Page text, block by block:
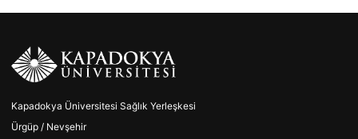
Kapadokya Üniversitesi Sağlık Yerleşkesi
Ürgüp / Nevşehir